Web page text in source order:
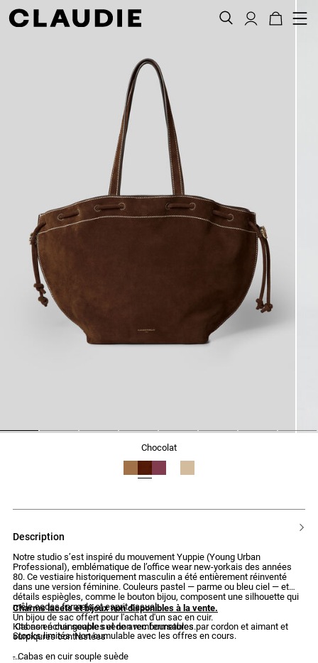
chocolat
description
Notre studio s’est inspiré du mouvement Yuppie (Young Urban
Professional), emblématique de l’office wear new-yorkais des années
80. Ce vestiaire historiquement masculin a été entièrement réinventé
dans une version féminine. Couleurs pastel — parme ou bleu ciel — et
détails espiègles, comme le bouton bijou, composent une silhouette qui
mêle codes formels et esprit casual.
Cabas en cuir souple suède avec fermetures par cordon et aimant et
surpiqures contrastées
- Cabas en cuir souple suède
Charms lacets et bijoux non disponibles à la vente.
Un bijou de sac offert pour l'achat d'un sac en cuir.
Kits non échangeables et non remboursables.
Stocks limités. Non cumulable avec les offres en cours.